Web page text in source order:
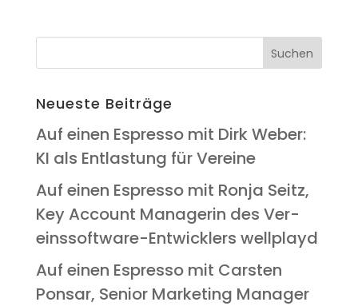
Neu­es­te Beiträge
Auf einen Espres­so mit Dirk Weber:
KI als Ent­las­tung für Vereine
Auf einen Espres­so mit Ron­ja Seitz,
Key Account Mana­ge­rin des Ver­
eins­soft­ware-Ent­wick­lers wellplayd
Auf einen Espres­so mit Cars­ten
Pon­s­ar, Seni­or Mar­ke­ting Mana­ger